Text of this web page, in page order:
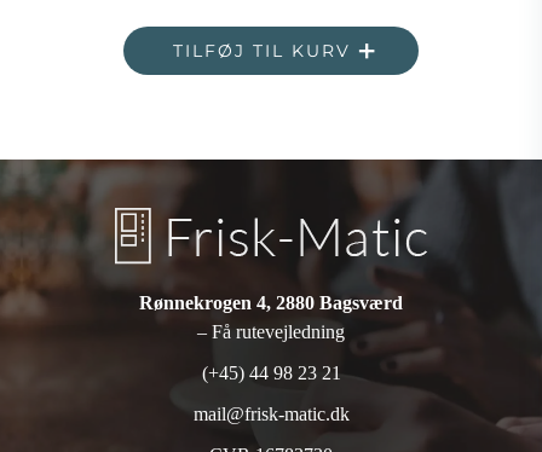
TILFØJ TIL KURV
Rønnekrogen 4, 2880 Bagsværd
– Få rutevejledning
(+45) 44 98 23 21
mail@frisk-matic.dk